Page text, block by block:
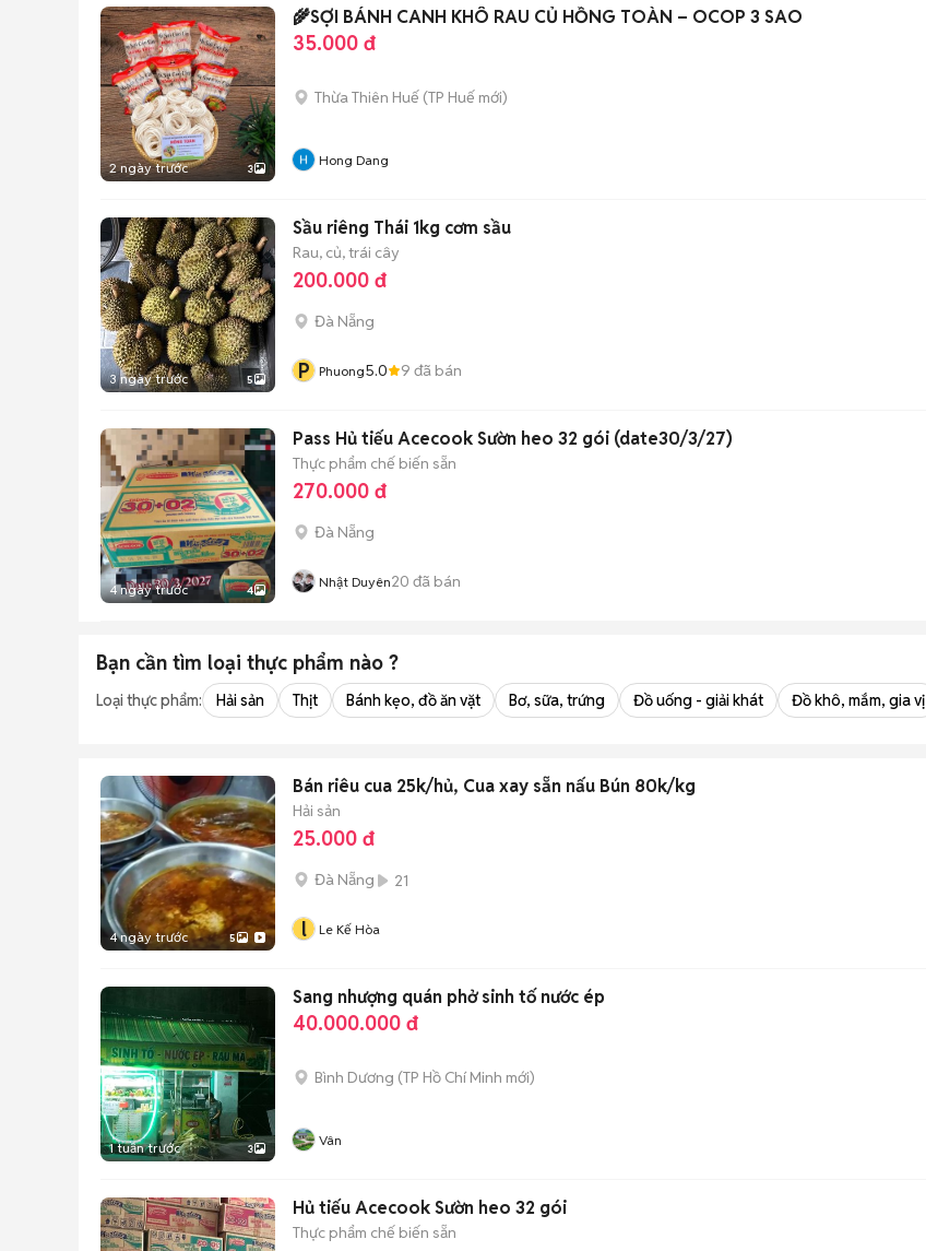
2 ngày trước 3
🌾SỢI BÁNH CANH KHÔ RAU CỦ HỒNG TOÀN – OCOP 3 SAO
35.000 đ
Thừa Thiên Huế (TP Huế mới)
Hong Dang
3 ngày trước 5
Sầu riêng Thái 1kg cơm sầu
Rau, củ, trái cây
200.000 đ
Đà Nẵng
P Phuong5.0 9 đã bán
4 ngày trước 4
Pass Hủ tiếu Acecook Sườn heo 32 gói (date30/3/27)
Thực phẩm chế biến sẵn
270.000 đ
Đà Nẵng
Nhật Duyên20 đã bán
Bạn cần tìm loại thực phẩm nào ?
Loại thực phẩm: Hải sản Thịt Bánh kẹo, đồ ăn vặt Bơ, sữa, trứng Đồ uống - giải khát Đồ khô, mắm, gia vị
4 ngày trước 5
Bán riêu cua 25k/hủ, Cua xay sẵn nấu Bún 80k/kg
Hải sản
25.000 đ
Đà Nẵng 21
l Le Kế Hòa
1 tuần trước 3
Sang nhượng quán phở sinh tố nước ép
40.000.000 đ
Bình Dương (TP Hồ Chí Minh mới)
Vân
Hủ tiếu Acecook Sườn heo 32 gói
Thực phẩm chế biến sẵn